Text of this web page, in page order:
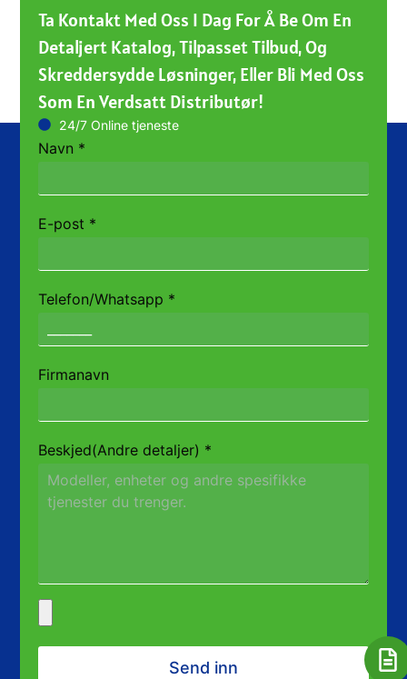
Ta Kontakt Med Oss ​​i Dag For Å Be Om En
Detaljert Katalog, Tilpasset Tilbud, Og
Skreddersydde Løsninger, Eller Bli Med Oss ​​
Som En Verdsatt Distributør!
24/7 Online tjeneste
Navn *
E-post *
Telefon/Whatsapp *
Firmanavn
Beskjed(Andre detaljer) *
Send inn